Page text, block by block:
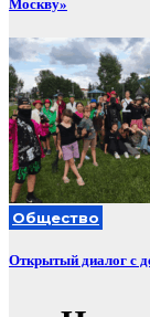
Москву»
Общество
Открытый диалог с